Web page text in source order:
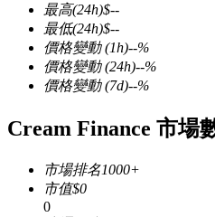
幣本位永續
以數字貨幣為保證金的永續
美股、外匯、貴金屬及大
最高(24h)$--
最低(24h)$--
價格變動(1h)--%
價格變動(24h)--%
價格變動(7d)--%
Cream Finance 市場
市場排名1000+
市值$0
0